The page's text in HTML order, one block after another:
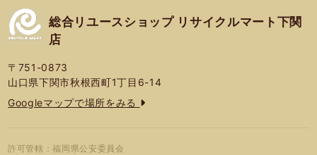
総合リユースショップ リサイクルマート下関
店
〒751-0873
山口県下関市秋根西町1丁目6-14
Googleマップで場所をみる
許可管轄：福岡県公安委員会